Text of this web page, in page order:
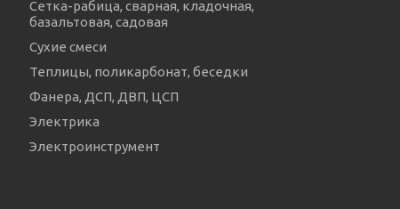
Сетка-рабица, сварная, кладочная,
базальтовая, садовая
Сухие смеси
Теплицы, поликарбонат, беседки
Фанера, ДСП, ДВП, ЦСП
Электрика
Электроинструмент